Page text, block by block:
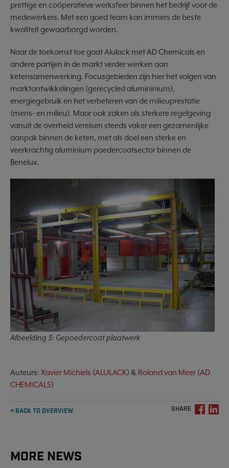
prettige en coöperatieve werksfeer binnen het bedrijf voor de
medewerkers. Met een goed team kan immers de beste
kwaliteit gewaarborgd worden.
Naar de toekomst toe gaat Alulack met AD Chemicals en
andere partijen in de markt verder werken aan
ketensamenwerking. Focusgebieden zijn hier het volgen van
marktontwikkelingen (gerecycled alumininium),
energiegebruik en het verbeteren van de milieuprestatie
(mens- en milieu). Maar ook zaken als sterkere regelgeving
vanuit de overheid vereisen steeds vaker een gezamenlijke
aanpak binnen de keten, met als doel een sterke en
veerkrachtig aluminium poedercoatsector binnen de
Benelux.
Afbeelding 3: Gepoedercoat plaatwerk
Auteurs: Xavier Michiels (ALULACK) & Roland van Meer (AD
CHEMICALS)
« BACK TO OVERVIEW SHARE
MORE NEWS